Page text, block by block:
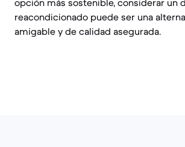
opción más sostenible, considerar un
reacondicionado puede ser una
amigable y de calidad asegurada.